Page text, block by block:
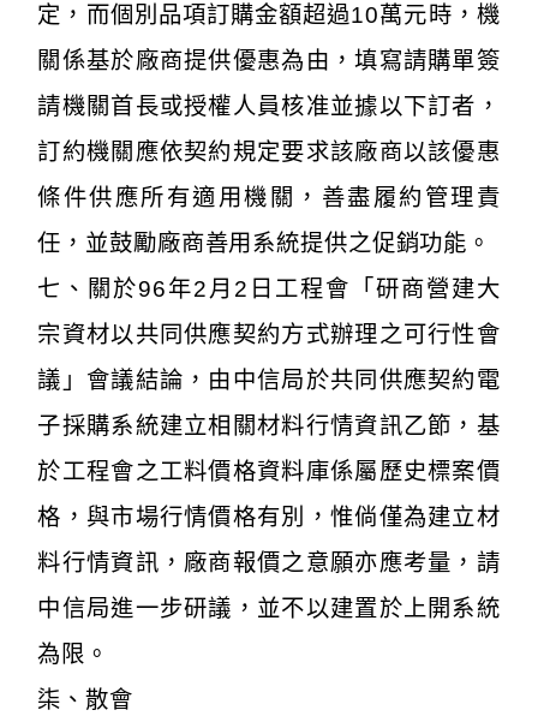
定，而個別品項訂購金額超過10萬元時，機
關係基於廠商提供優惠為由，填寫請購單簽
請機關首長或授權人員核准並據以下訂者，
訂約機關應依契約規定要求該廠商以該優惠
條件供應所有適用機關，善盡履約管理責
任，並鼓勵廠商善用系統提供之促銷功能。
七、關於96年2月2日工程會「研商營建大
宗資材以共同供應契約方式辦理之可行性會
議」會議結論，由中信局於共同供應契約電
子採購系統建立相關材料行情資訊乙節，基
於工程會之工料價格資料庫係屬歷史標案價
格，與市場行情價格有別，惟倘僅為建立材
料行情資訊，廠商報價之意願亦應考量，請
中信局進一步研議，並不以建置於上開系統
為限。
柒、散會